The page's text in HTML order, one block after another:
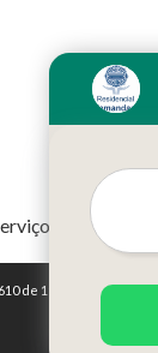
de 19/02/1998)